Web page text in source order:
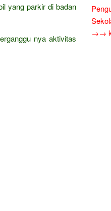
yang parkir di badan
nya aktivitas
→→